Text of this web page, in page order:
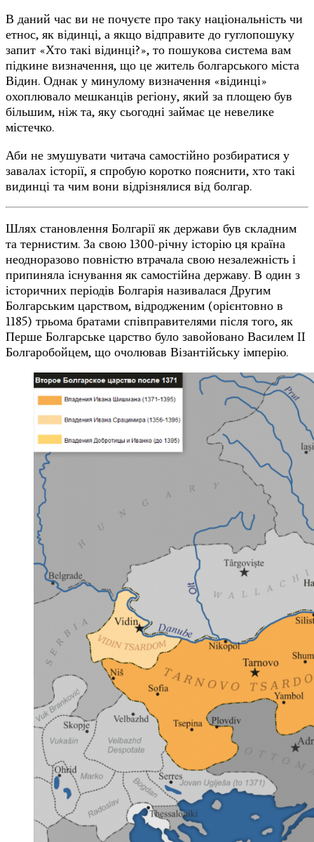
В даний час ви не почуєте про таку національність чи
етнос, як відинці, а якщо відправите до гуглопошуку
запит «Хто такі відинці?», то пошукова система вам
підкине визначення, що це житель болгарського міста
Відин. Однак у минулому визначення «відинці»
охоплювало мешканців регіону, який за площею був
більшим, ніж та, яку сьогодні займає це невелике
містечко.
Аби не змушувати читача самостійно розбиратися у
завалах історії, я спробую коротко пояснити, хто такі
видинці та чим вони відрізнялися від болгар.
Шлях становлення Болгарії як держави був складним
та тернистим. За свою 1300-річну історію ця країна
неодноразово повністю втрачала свою незалежність і
припиняла існування як самостійна державу. В один з
історичних періодів Болгарія називалася Другим
Болгарським царством, відродженим (орієнтовно в
1185) трьома братами співправителями після того, як
Перше Болгарське царство було завойовано Василем II
Болгаробойцем, що очолював Візантійську імперію.